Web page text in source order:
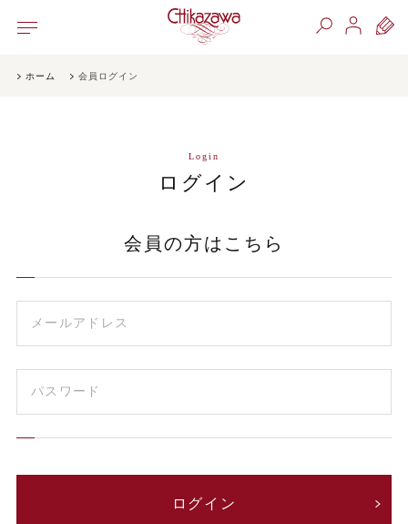
ホーム 会員ログイン
Login
ログイン
会員の方はこちら